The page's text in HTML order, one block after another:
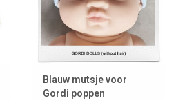
Blauw mutsje voor
Gordi poppen